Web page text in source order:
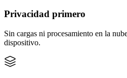
Privacidad primero
Sin cargas ni procesamiento en la
dispositivo.